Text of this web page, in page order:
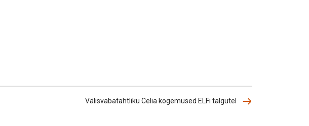
Välisvabatahtliku Celia kogemused ELFi talgutel